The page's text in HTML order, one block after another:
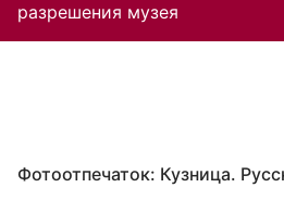
разрешения музея
Фотоотпечаток: Кузница.